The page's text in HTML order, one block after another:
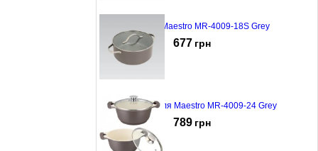
Ківш Maestro MR-4009-18S Grey
677 грн
Каструля Maestro MR-4009-24 Grey
789 грн